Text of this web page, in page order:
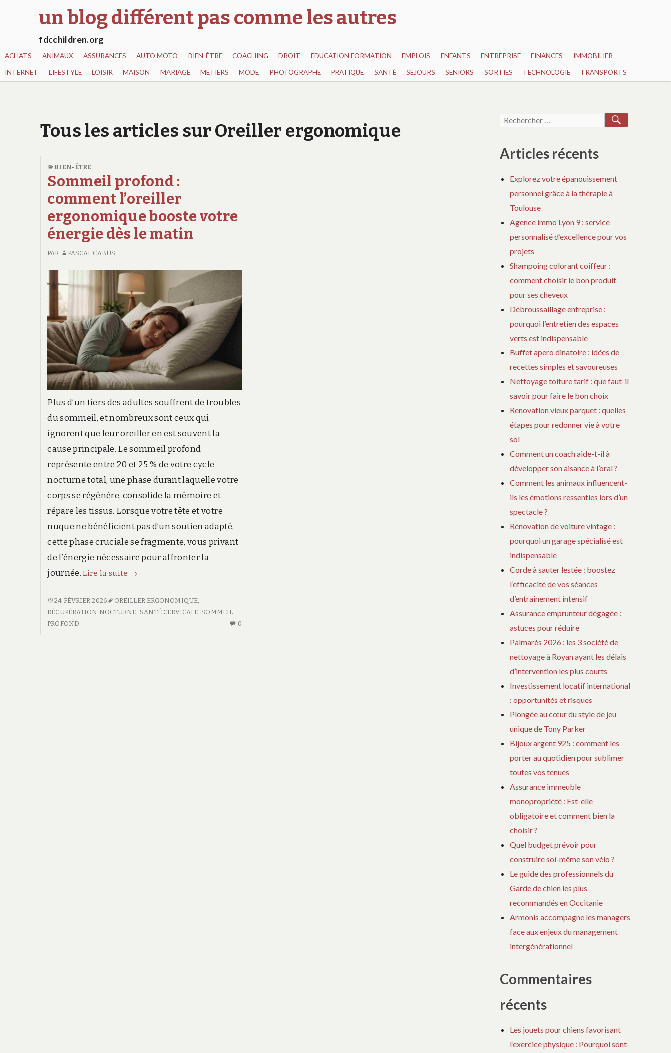
un blog différent pas comme les autres
fdcchildren.org
ACHATS ANIMAUX ASSURANCES AUTO MOTO BIEN-ÊTRE COACHING DROIT EDUCATION FORMATION EMPLOIS ENFANTS ENTREPRISE FINANCES IMMOBILIER
INTERNET LIFESTYLE LOISIR MAISON MARIAGE MÉTIERS MODE PHOTOGRAPHE PRATIQUE SANTÉ SÉJOURS SENIORS SORTIES TECHNOLOGIE TRANSPORTS
Tous les articles sur Oreiller ergonomique
BIEN-ÊTRE
Sommeil profond :
comment l’oreiller
ergonomique booste votre
énergie dès le matin
PAR PASCAL CABUS
Plus d’un tiers des adultes souffrent de troubles
du sommeil, et nombreux sont ceux qui
ignorent que leur oreiller en est souvent la
cause principale. Le sommeil profond
représente entre 20 et 25 % de votre cycle
nocturne total, une phase durant laquelle votre
corps se régénère, consolide la mémoire et
répare les tissus. Lorsque votre tête et votre
nuque ne bénéficient pas d’un soutien adapté,
cette phase cruciale se fragmente, vous privant
de l’énergie nécessaire pour affronter la
journée.Lire la suite Sommeil
:
comment
→
SOMMEIL
PROFOND
:
24 FÉVRIER 2026 OREILLER ERGONOMIQUE,
RÉCUPÉRATION NOCTURNE, SANTÉ CERVICALE, SOMMEIL
PROFOND
0
Recherche
Articles récents
Explorez votre épanouissement
personnel grâce à la thérapie à
Toulouse
Agence immo Lyon 9 : service
personnalisé d’excellence pour vos
projets
Shampoing colorant coiffeur :
comment choisir le bon produit
pour ses cheveux
Débroussaillage entreprise :
pourquoi l’entretien des espaces
verts est indispensable
Buffet apero dinatoire : idées de
recettes simples et savoureuses
Nettoyage toiture tarif : que faut-il
savoir pour faire le bon choix
Renovation vieux parquet : quelles
étapes pour redonner vie à votre
sol
Comment un coach aide-t-il à
développer son aisance à l’oral ?
Comment les animaux influencent-
ils les émotions ressenties lors d’un
spectacle ?
Rénovation de voiture vintage :
pourquoi un garage spécialisé est
indispensable
Corde à sauter lestée : boostez
l’efficacité de vos séances
d’entraînement intensif
Assurance emprunteur dégagée :
astuces pour réduire
Palmarès 2026 : les 3 société de
nettoyage à Royan ayant les délais
d’intervention les plus courts
Investissement locatif international
: opportunités et risques
Plongée au cœur du style de jeu
unique de Tony Parker
Bijoux argent 925 : comment les
porter au quotidien pour sublimer
toutes vos tenues
Assurance immeuble
monopropriété : Est-elle
obligatoire et comment bien la
choisir ?
Quel budget prévoir pour
construire soi-même son vélo ?
Le guide des professionnels du
Garde de chien les plus
recommandés en Occitanie
Armonis accompagne les managers
face aux enjeux du management
intergénérationnel
Commentaires
récents
Les jouets pour chiens favorisant
l’exercice physique : Pourquoi sont-